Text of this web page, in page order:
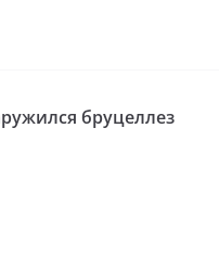
бруцеллез